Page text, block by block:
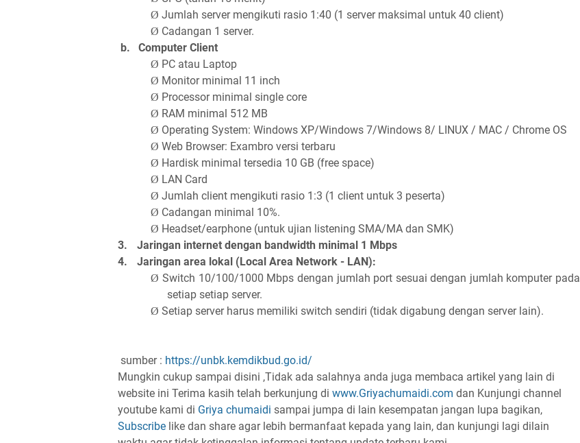
Ø Jumlah server mengikuti rasio 1:40 (1 server maksimal untuk 40 client)
Ø Cadangan 1 server.
b.
Computer Client
Ø PC atau Laptop
Ø Monitor minimal 11 inch
Ø Processor minimal single core
Ø RAM minimal 512 MB
Ø Operating System: Windows XP/Windows 7/Windows 8/ LINUX / MAC / Chrome OS
Ø Web Browser: Exambro versi terbaru
Ø Hardisk minimal tersedia 10 GB (free space)
Ø LAN Card
Ø Jumlah client mengikuti rasio 1:3 (1 client untuk 3 peserta)
Ø Cadangan minimal 10%.
Ø Headset/earphone (untuk ujian listening SMA/MA dan SMK)
3.
Jaringan internet dengan bandwidth minimal 1 Mbps
4.
Jaringan area lokal (Local Area Network - LAN):
Ø Switch 10/100/1000 Mbps dengan jumlah port sesuai dengan jumlah komputer pada
setiap setiap server.
Ø Setiap server harus memiliki switch sendiri (tidak digabung dengan server lain).
sumber : https://unbk.kemdikbud.go.id/
Mungkin cukup sampai disini ,Tidak ada salahnya anda juga membaca artikel yang lain di
website ini Terima kasih telah berkunjung di www.Griyachumaidi.com dan Kunjungi channel
youtube kami di Griya chumaidi sampai jumpa di lain kesempatan jangan lupa bagikan,
Subscribe like dan share agar lebih bermanfaat kepada yang lain, dan kunjungi lagi dilain